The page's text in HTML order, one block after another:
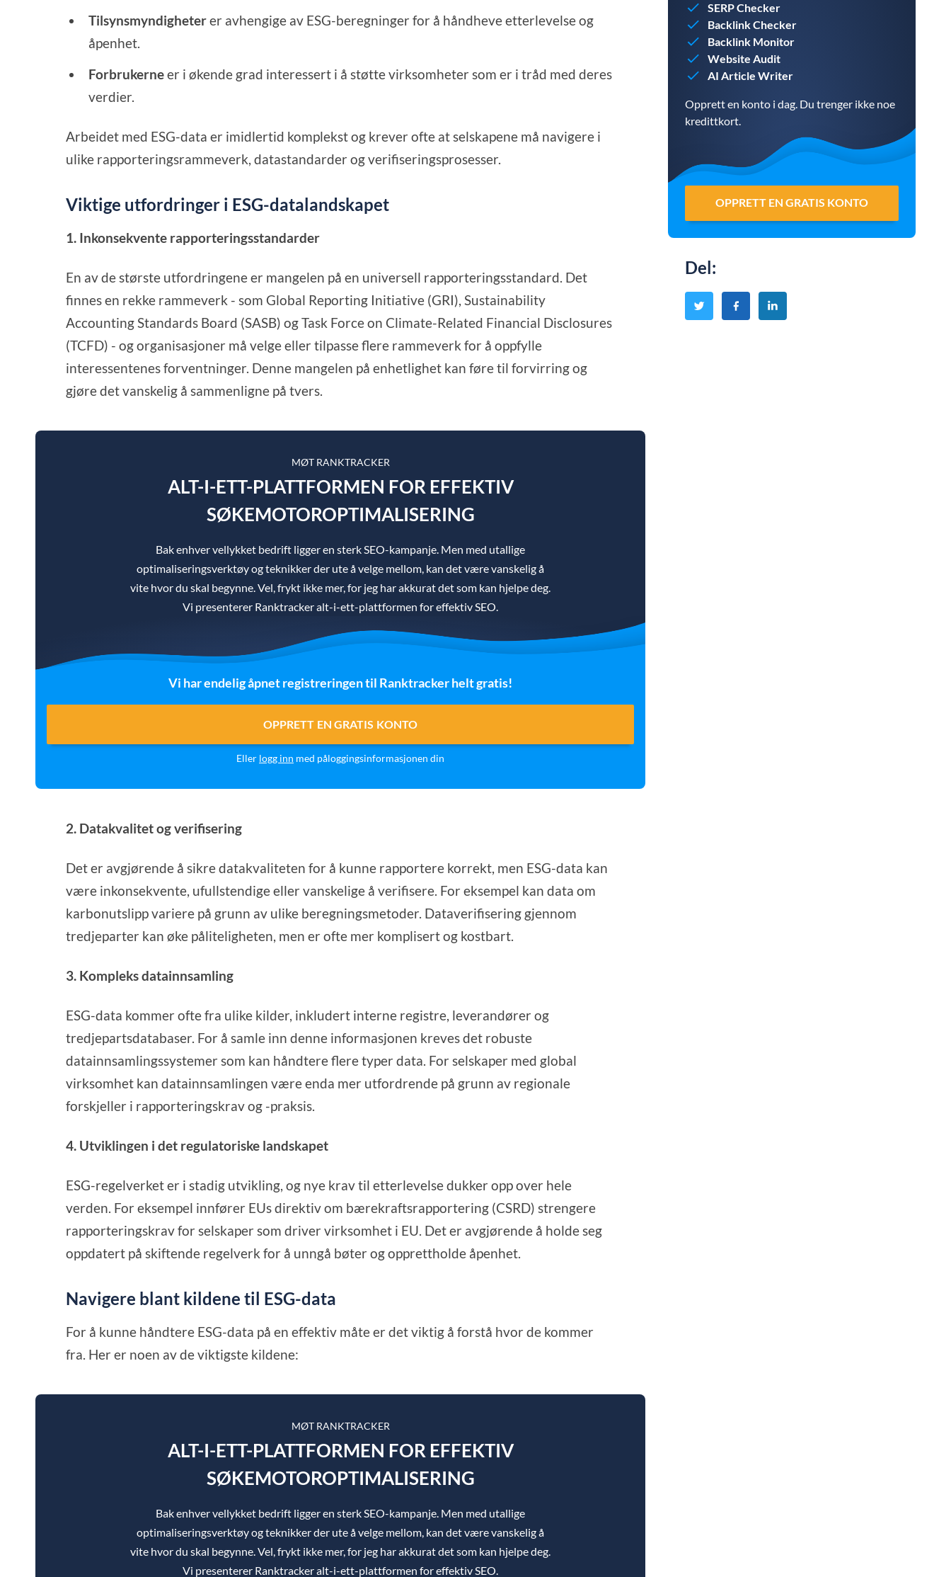
Tilsynsmyndigheterer avhengige av ESG-beregninger for å håndheve etterlevelse og
åpenhet.
Forbrukerneer i økende grad interessert i å støtte virksomheter som er i tråd med deres
verdier.
Arbeidet med ESG-data er imidlertid komplekst og krever ofte at selskapene må navigere i
ulike rapporteringsrammeverk, datastandarder og verifiseringsprosesser.
Viktige utfordringer i ESG-datalandskapet
1. Inkonsekvente rapporteringsstandarder
En av de største utfordringene er mangelen på en universell rapporteringsstandard. Det
finnes en rekke rammeverk - som Global Reporting Initiative (GRI), Sustainability
Accounting Standards Board (SASB) og Task Force on Climate-Related Financial Disclosures
(TCFD) - og organisasjoner må velge eller tilpasse flere rammeverk for å oppfylle
interessentenes forventninger. Denne mangelen på enhetlighet kan føre til forvirring og
gjøre det vanskelig å sammenligne på tvers.
MØT RANKTRACKER
ALT-I-ETT-PLATTFORMEN FOR EFFEKTIV
SØKEMOTOROPTIMALISERING
Bak enhver vellykket bedrift ligger en sterk SEO-kampanje. Men med utallige
optimaliseringsverktøy og teknikker der ute å velge mellom, kan det være vanskelig å
vite hvor du skal begynne. Vel, frykt ikke mer, for jeg har akkurat det som kan hjelpe deg.
Vi presenterer Ranktracker alt-i-ett-plattformen for effektiv SEO.
Vi har endelig åpnet registreringen til Ranktracker helt gratis!
OPPRETT EN GRATIS KONTO
Eller logg inn med påloggingsinformasjonen din
2. Datakvalitet og verifisering
Det er avgjørende å sikre datakvaliteten for å kunne rapportere korrekt, men ESG-data kan
være inkonsekvente, ufullstendige eller vanskelige å verifisere. For eksempel kan data om
karbonutslipp variere på grunn av ulike beregningsmetoder. Dataverifisering gjennom
tredjeparter kan øke påliteligheten, men er ofte mer komplisert og kostbart.
3. Kompleks datainnsamling
ESG-data kommer ofte fra ulike kilder, inkludert interne registre, leverandører og
tredjepartsdatabaser. For å samle inn denne informasjonen kreves det robuste
datainnsamlingssystemer som kan håndtere flere typer data. For selskaper med global
virksomhet kan datainnsamlingen være enda mer utfordrende på grunn av regionale
forskjeller i rapporteringskrav og -praksis.
4. Utviklingen i det regulatoriske landskapet
ESG-regelverket er i stadig utvikling, og nye krav til etterlevelse dukker opp over hele
verden. For eksempel innfører EUs direktiv om bærekraftsrapportering (CSRD) strengere
rapporteringskrav for selskaper som driver virksomhet i EU. Det er avgjørende å holde seg
oppdatert på skiftende regelverk for å unngå bøter og opprettholde åpenhet.
Navigere blant kildene til ESG-data
For å kunne håndtere ESG-data på en effektiv måte er det viktig å forstå hvor de kommer
fra. Her er noen av de viktigste kildene:
MØT RANKTRACKER
ALT-I-ETT-PLATTFORMEN FOR EFFEKTIV
SØKEMOTOROPTIMALISERING
Bak enhver vellykket bedrift ligger en sterk SEO-kampanje. Men med utallige
optimaliseringsverktøy og teknikker der ute å velge mellom, kan det være vanskelig å
vite hvor du skal begynne. Vel, frykt ikke mer, for jeg har akkurat det som kan hjelpe deg.
Vi presenterer Ranktracker alt-i-ett-plattformen for effektiv SEO.
SERP Checker
Backlink Checker
Backlink Monitor
Website Audit
AI Article Writer
Opprett en konto i dag. Du trenger ikke noe
kredittkort.
OPPRETT EN GRATIS KONTO
Del: